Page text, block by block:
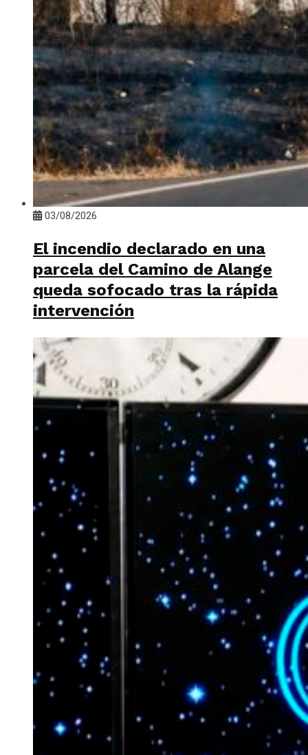
03/08/2026
El incendio declarado en una
parcela del Camino de Alange
queda sofocado tras la rápida
intervención